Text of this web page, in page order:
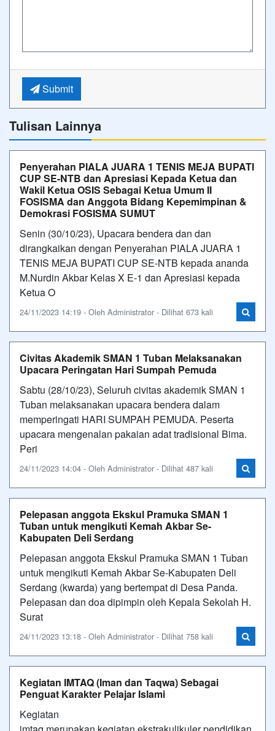
Submit
Tulisan Lainnya
Penyerahan PIALA JUARA 1 TENIS MEJA BUPATI
CUP SE-NTB dan Apresiasi Kepada Ketua dan
Wakil Ketua OSIS Sebagai Ketua Umum II
FOSISMA dan Anggota Bidang Kepemimpinan &
Demokrasi FOSISMA SUMUT
Senin (30/10/23), Upacara bendera dan dan
dirangkaikan dengan Penyerahan PIALA JUARA 1
TENIS MEJA BUPATI CUP SE-NTB kepada ananda
M.Nurdin Akbar Kelas X E-1 dan Apresiasi kepada
Ketua O
24/11/2023 14:19 - Oleh Administrator - Dilihat 673 kali
Civitas Akademik SMAN 1 Tuban Melaksanakan
Upacara Peringatan Hari Sumpah Pemuda
Sabtu (28/10/23), Seluruh civitas akademik SMAN 1
Tuban melaksanakan upacara bendera dalam
memperingati HARI SUMPAH PEMUDA. Peserta
upacara mengenalan pakaian adat tradisional Bima.
Peri
24/11/2023 14:04 - Oleh Administrator - Dilihat 487 kali
Pelepasan anggota Ekskul Pramuka SMAN 1
Tuban untuk mengikuti Kemah Akbar Se-
Kabupaten Deli Serdang
Pelepasan anggota Ekskul Pramuka SMAN 1 Tuban
untuk mengikuti Kemah Akbar Se-Kabupaten Deli
Serdang (kwarda) yang bertempat di Desa Panda.
Pelepasan dan doa dipimpin oleh Kepala Sekolah H.
Surat
24/11/2023 13:18 - Oleh Administrator - Dilihat 758 kali
Kegiatan IMTAQ (Iman dan Taqwa) Sebagai
Penguat Karakter Pelajar Islami
Kegiatan